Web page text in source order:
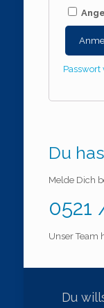
Passwort
Du
Melde Dich
0521
Unser Team
Du